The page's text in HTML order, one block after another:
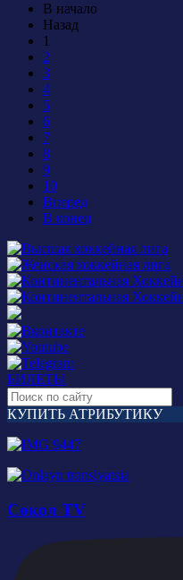
В начало
Назад
1
2
3
4
5
6
7
8
9
10
Вперед
В конец
БИЛЕТЫ
КУПИТЬ АТРИБУТИКУ
Сокол TV